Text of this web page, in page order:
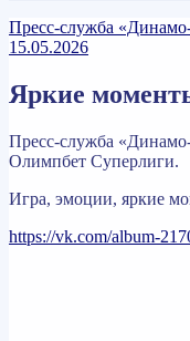
Пресс-служба
15.05.2026
Яркие
Пресс-служба
Олимпбет Суперлиги.
Игра, эмоции, яркие
https://vk.com/album-